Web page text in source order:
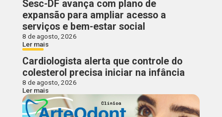
Sesc-DF avança com plano de
expansão para ampliar acesso a
serviços e bem-estar social
8 de agosto, 2026
Ler mais
Cardiologista alerta que controle do
colesterol precisa iniciar na infância
8 de agosto, 2026
Ler mais